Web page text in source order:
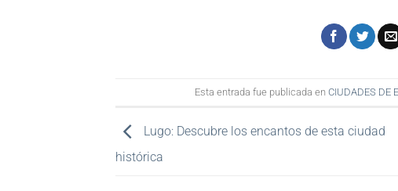
Esta entrada fue publicada enCIUDADES DE
Lugo: Descubre los encantos de esta ciudad
histórica